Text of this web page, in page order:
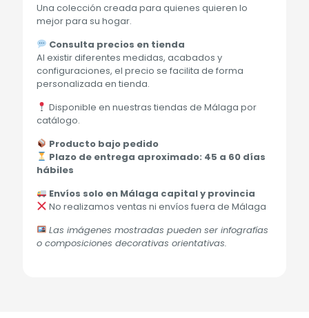
Una colección creada para quienes quieren lo
mejor para su hogar.
Consulta precios en tienda
Al existir diferentes medidas, acabados y
configuraciones, el precio se facilita de forma
personalizada en tienda.
Disponible en nuestras tiendas de Málaga por
catálogo.
Producto bajo pedido
Plazo de entrega aproximado: 45 a 60 días
hábiles
Envíos solo en Málaga capital y provincia
No realizamos ventas ni envíos fuera de Málaga
Las imágenes mostradas pueden ser infografías
o composiciones decorativas orientativas.